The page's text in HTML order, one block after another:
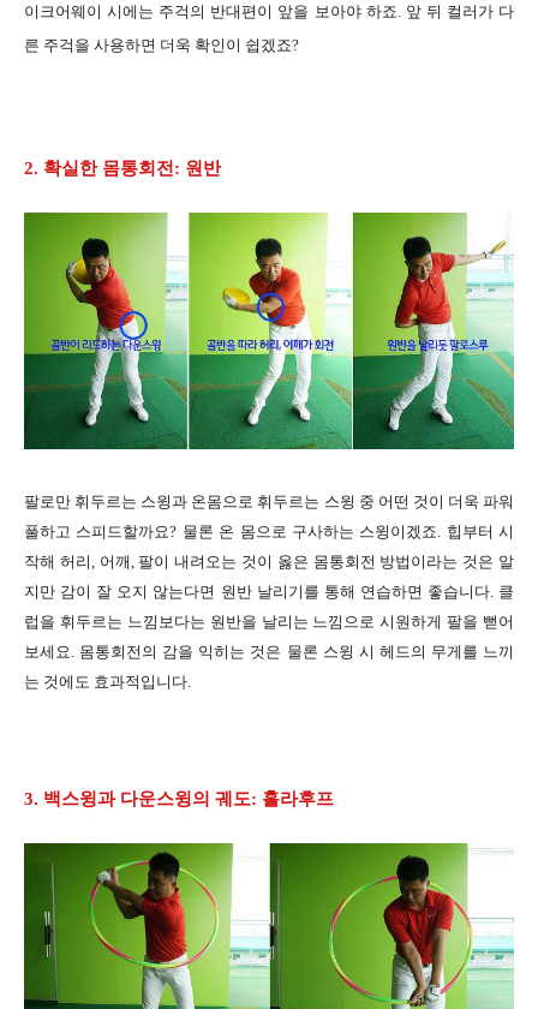
이크어웨이 시에는 주걱의 반대편이 앞을 보아야 하죠. 앞 뒤 컬러가 다
른 주걱을 사용하면 더욱 확인이 쉽겠죠?
2. 확실한 몸통회전: 원반
팔로만 휘두르는 스윙과 온몸으로 휘두르는 스윙 중 어떤 것이 더욱 파워
풀하고 스피드할까요? 물론 온 몸으로 구사하는 스윙이겠죠. 힙부터 시
작해 허리, 어깨, 팔이 내려오는 것이 옳은 몸통회전 방법이라는 것은 알
지만 감이 잘 오지 않는다면 원반 날리기를 통해 연습하면 좋습니다. 클
럽을 휘두르는 느낌보다는 원반을 날리는 느낌으로 시원하게 팔을 뻗어
보세요. 몸통회전의 감을 익히는 것은 물론 스윙 시 헤드의 무게를 느끼
는 것에도 효과적입니다.
3. 백스윙과 다운스윙의 궤도: 훌라후프